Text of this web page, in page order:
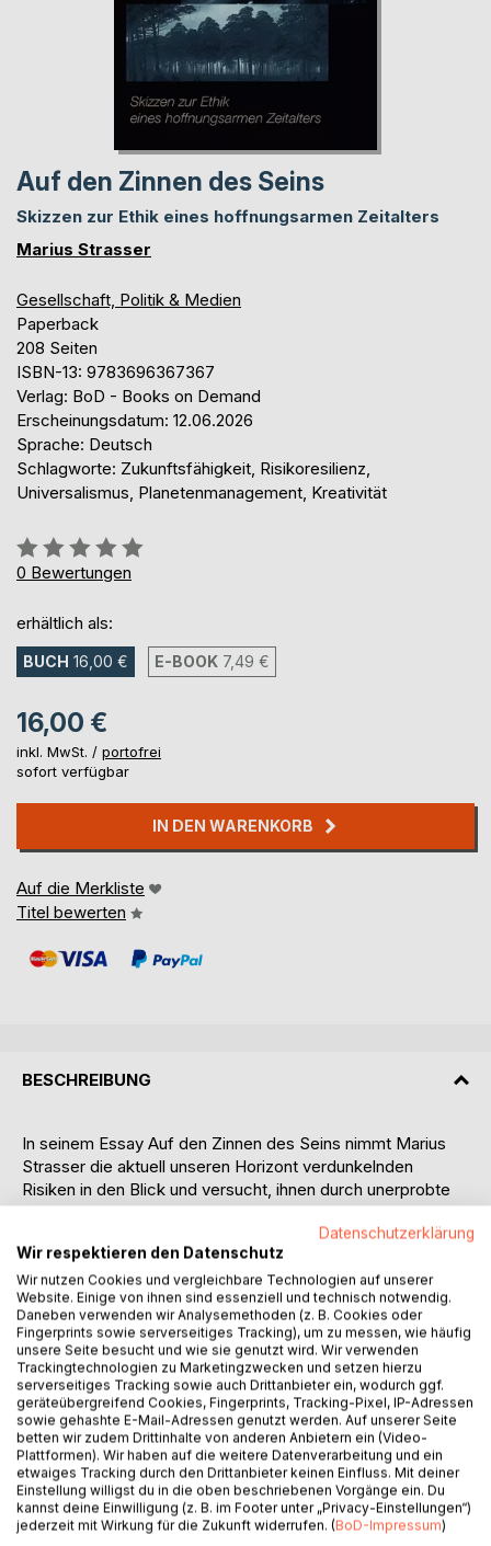
Auf den Zinnen des Seins
Skizzen zur Ethik eines hoffnungsarmen Zeitalters
Marius Strasser
Gesellschaft, Politik & Medien
Paperback
208 Seiten
ISBN-13: 9783696367367
Verlag: BoD - Books on Demand
Erscheinungsdatum: 12.06.2026
Sprache: Deutsch
Schlagworte: Zukunftsfähigkeit, Risikoresilienz,
Universalismus, Planetenmanagement, Kreativität
Bewertung::
0%
0 Bewertungen
erhältlich als:
BUCH 16,00 € E-BOOK 7,49 €
16,00 €
inkl. MwSt. / portofrei
sofort verfügbar
IN DEN WARENKORB
Auf die Merkliste
Titel bewerten
BESCHREIBUNG
In seinem Essay Auf den Zinnen des Seins nimmt Marius
Strasser die aktuell unseren Horizont verdunkelnden
Risiken in den Blick und versucht, ihnen durch unerprobte
Ansätze zur Gesamteinordnung unserer Existenz die
eingeschliffene Deutungshoheit über unsere
Zukunftsaussichten streitig zu machen. Dabei zielt das
Buch darauf ab, über eine langfristige Betrachtung unserer
Spezies das bisher allenfalls ansatzweise erschlossene
Möglichkeitsfeld immer wieder neuer Sichtweisen
dauerhaft für unser Denken zu aktivieren. Es erlaubt sich,
den Bogen dazu von den Anfängen des Universums bis zur
heutigen Misere menschlicher Zukunftsperspektiven
überraschend weit zu spannen. Damit rückt es nicht nur
Symptome verfehlter Gesellschaftsorganisation und
Planetenkultivierung wie die Klimakrise, bestimmte
Auswüchse des Kapitalismus oder die Ambivalenz künstlich
simulierter Intelligenzen in ein bisweilen ungewohntes Licht.
Es bringt auch diesen Kontexten vorausliegende Aspekte
Datenschutzerklärung
Wir respektieren den Datenschutz
Wir nutzen Cookies und vergleichbare Technologien auf unserer
Website. Einige von ihnen sind essenziell und technisch notwendig.
Daneben verwenden wir Analysemethoden (z. B. Cookies oder
Fingerprints sowie serverseitiges Tracking), um zu messen, wie häufig
unsere Seite besucht und wie sie genutzt wird. Wir verwenden
Trackingtechnologien zu Marketingzwecken und setzen hierzu
serverseitiges Tracking sowie auch Drittanbieter ein, wodurch ggf.
geräteübergreifend Cookies, Fingerprints, Tracking-Pixel, IP-Adressen
sowie gehashte E-Mail-Adressen genutzt werden. Auf unserer Seite
betten wir zudem Drittinhalte von anderen Anbietern ein (Video-
Plattformen). Wir haben auf die weitere Datenverarbeitung und ein
etwaiges Tracking durch den Drittanbieter keinen Einfluss. Mit deiner
Einstellung willigst du in die oben beschriebenen Vorgänge ein. Du
kannst deine Einwilligung (z. B. im Footer unter „Privacy-Einstellungen“)
jederzeit mit Wirkung für die Zukunft widerrufen. (BoD-Impressum)